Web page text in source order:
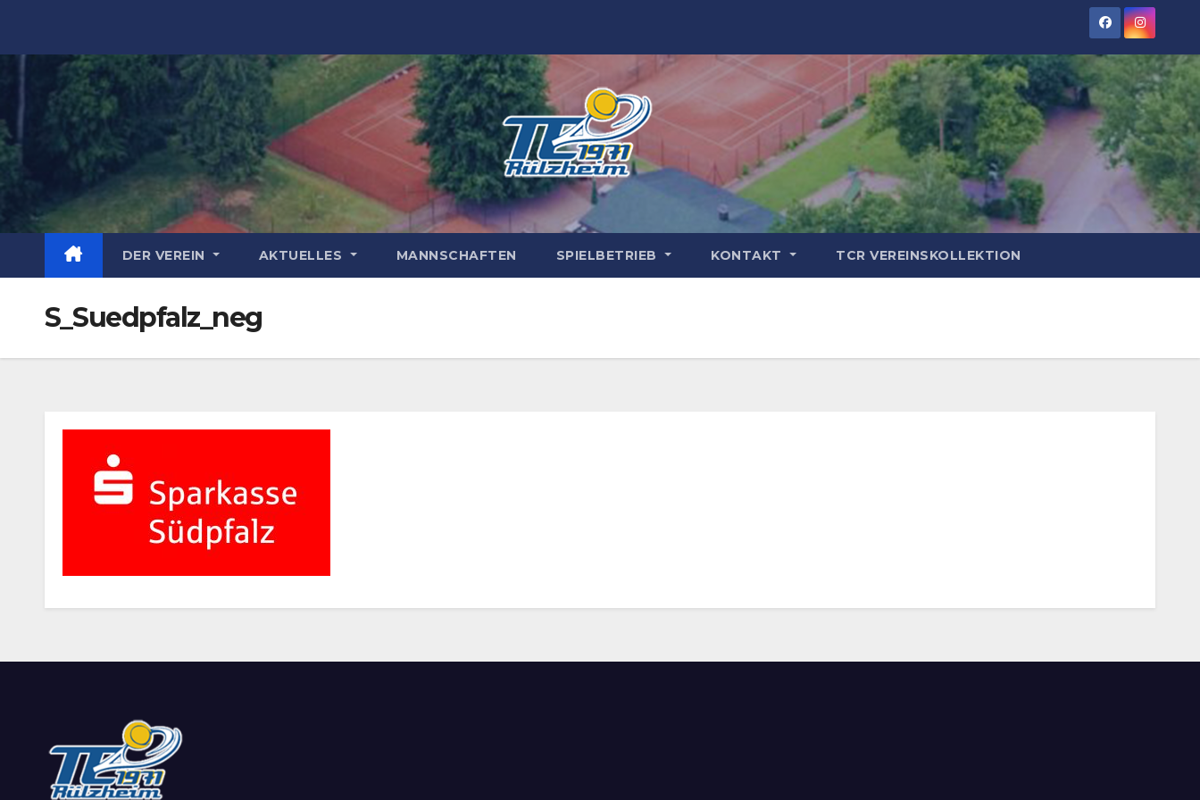
DER VEREIN AKTUELLES MANNSCHAFTEN SPIELBETRIEB KONTAKT TCR VEREINSKOLLEKTION
S_Suedpfalz_neg